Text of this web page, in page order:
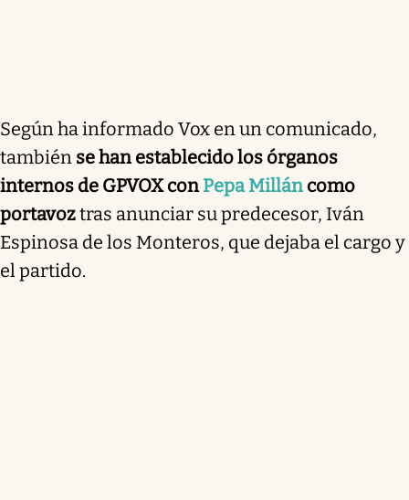
Según ha informado Vox en un comunicado,
también se han establecido los órganos
internos de GPVOX conPepa Milláncomo
portavoztras anunciar su predecesor, Iván
Espinosa de los Monteros, que dejaba el cargo y
el partido.